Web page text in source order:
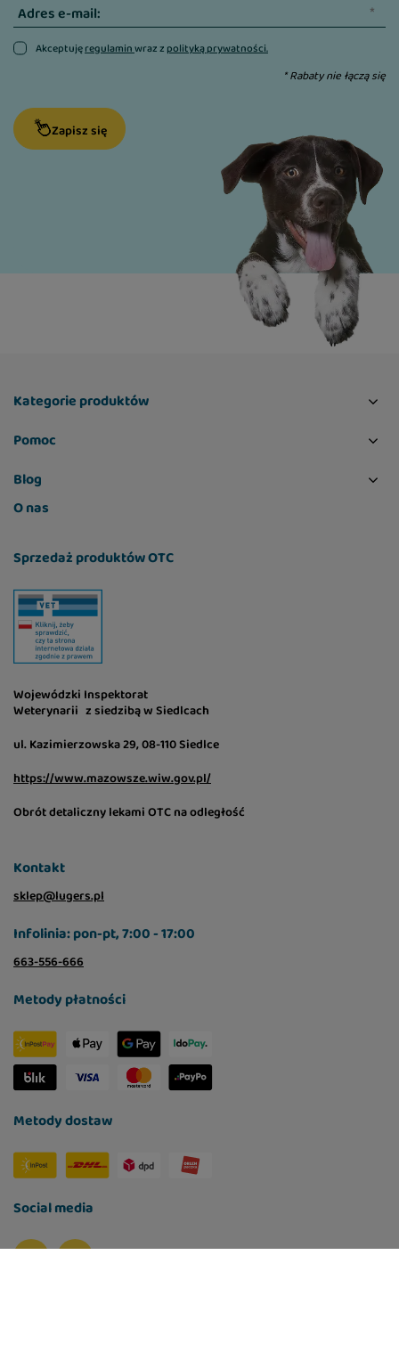
Adres e-mail:
Akceptujęregulaminwraz zpolityką prywatności.
* Rabaty nie łączą się
Zapisz się
Kategorie produktów
Pomoc
Blog
O nas
Sprzedaż produktów OTC
Wojewódzki Inspektorat
Weterynarii z siedzibą w Siedlcach
ul. Kazimierzowska 29, 08-110 Siedlce
https://www.mazowsze.wiw.gov.pl/
Obrót detaliczny lekami OTC na odległość
Kontakt
sklep@lugers.pl
Infolinia: pon-pt, 7:00 - 17:00
663-556-666
Metody płatności
Metody dostaw
Social media